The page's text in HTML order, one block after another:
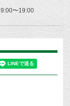
〜19:00